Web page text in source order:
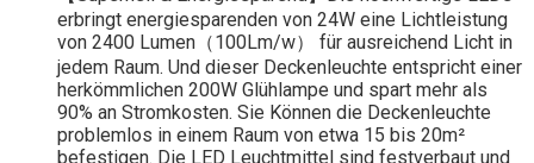
erbringt energiesparenden von 24W eine Lichtleistung
von 2400 Lumen（100Lm/w） für ausreichend Licht in
jedem Raum. Und dieser Deckenleuchte entspricht einer
herkömmlichen 200W Glühlampe und spart mehr als
90% an Stromkosten. Sie Können die Deckenleuchte
problemlos in einem Raum von etwa 15 bis 20m²
befestigen. Die LED Leuchtmittel sind festverbaut und